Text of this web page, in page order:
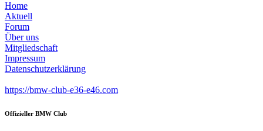
Home
Aktuell
Forum
Über uns
Mitgliedschaft
Impressum
Datenschutzerklärung
https://bmw-club-e36-e46.com
Offizieller BMW Club